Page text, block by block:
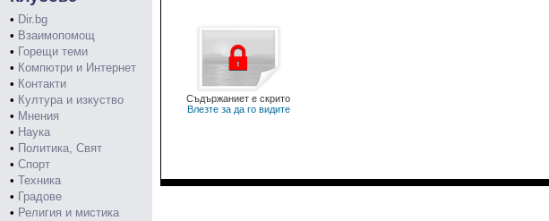
• Dir.bg
• Взаимопомощ
• Горещи теми
• Компютри и Интернет
• Контакти
• Култура и изкуство
• Мнения
• Наука
• Политика, Свят
• Спорт
• Техника
• Градове
• Религия и мистика
Съдържаниет е скрито
Влезте за да го видите